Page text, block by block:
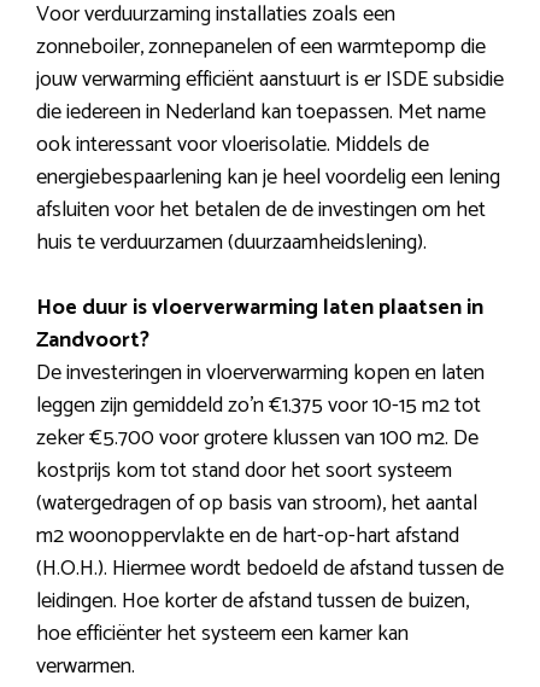
Voor verduurzaming installaties zoals een
zonneboiler, zonnepanelen of een warmtepomp die
jouw verwarming efficiënt aanstuurt is er ISDE subsidie
die iedereen in Nederland kan toepassen. Met name
ook interessant voor vloerisolatie. Middels de
energiebespaarlening kan je heel voordelig een lening
afsluiten voor het betalen de de investingen om het
huis te verduurzamen (duurzaamheidslening).
Hoe duur is vloerverwarming laten plaatsen in
Zandvoort?
De investeringen in vloerverwarming kopen en laten
leggen zijn gemiddeld zo’n €1.375 voor 10-15 m2 tot
zeker €5.700 voor grotere klussen van 100 m2. De
kostprijs kom tot stand door het soort systeem
(watergedragen of op basis van stroom), het aantal
m2 woonoppervlakte en de hart-op-hart afstand
(H.O.H.). Hiermee wordt bedoeld de afstand tussen de
leidingen. Hoe korter de afstand tussen de buizen,
hoe efficiënter het systeem een kamer kan
verwarmen.